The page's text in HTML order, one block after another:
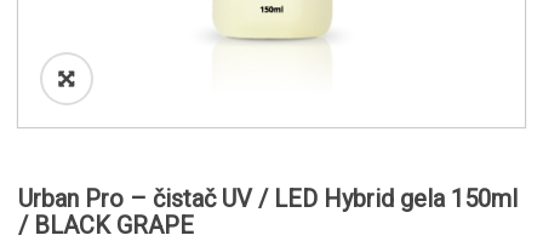
Urban Pro – čistač UV / LED Hybrid gela 150ml
/ BLACK GRAPE